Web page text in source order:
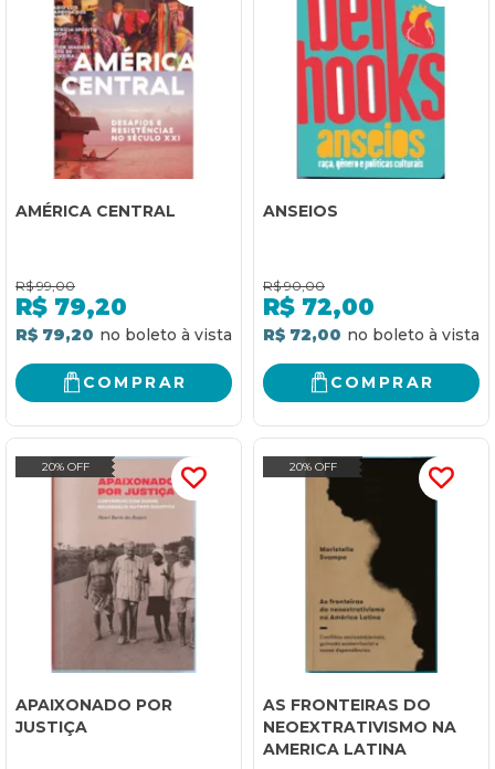
AMÉRICA CENTRAL
R$ 99,00
R$ 79,20
R$ 79,20
COMPRAR
ANSEIOS
R$ 90,00
R$ 72,00
R$ 72,00
COMPRAR
20% OFF
APAIXONADO POR
JUSTIÇA
20% OFF
AS FRONTEIRAS DO
NEOEXTRATIVISMO NA
AMERICA LATINA